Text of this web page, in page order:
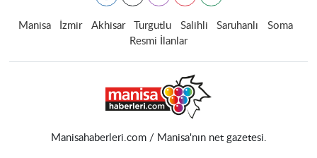
Manisa İzmir Akhisar Turgutlu Salihli Saruhanlı
Soma
Resmi İlanlar
Manisahaberleri.com / Manisa'nın net gazetesi.